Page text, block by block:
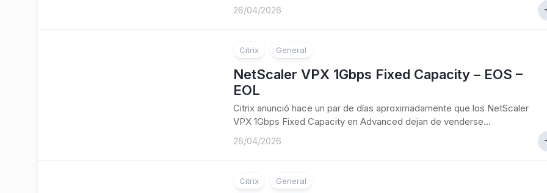
26/04/2026
Citrix General
NetScaler VPX 1Gbps Fixed Capacity – EOS –
EOL
Citrix anunció hace un par de días aproximadamente que los NetScaler
VPX 1Gbps Fixed Capacity en Advanced dejan de venderse...
26/04/2026
Citrix General